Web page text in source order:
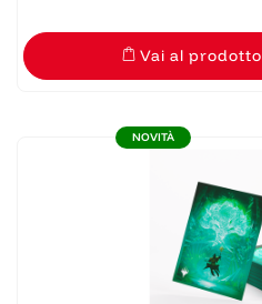
Vai al prodotto
NOVITÀ